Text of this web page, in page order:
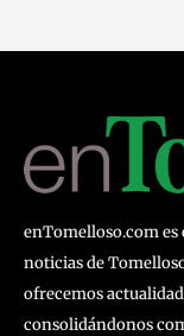
enTomelloso.com es
noticias de
ofrecemos
consolidándonos